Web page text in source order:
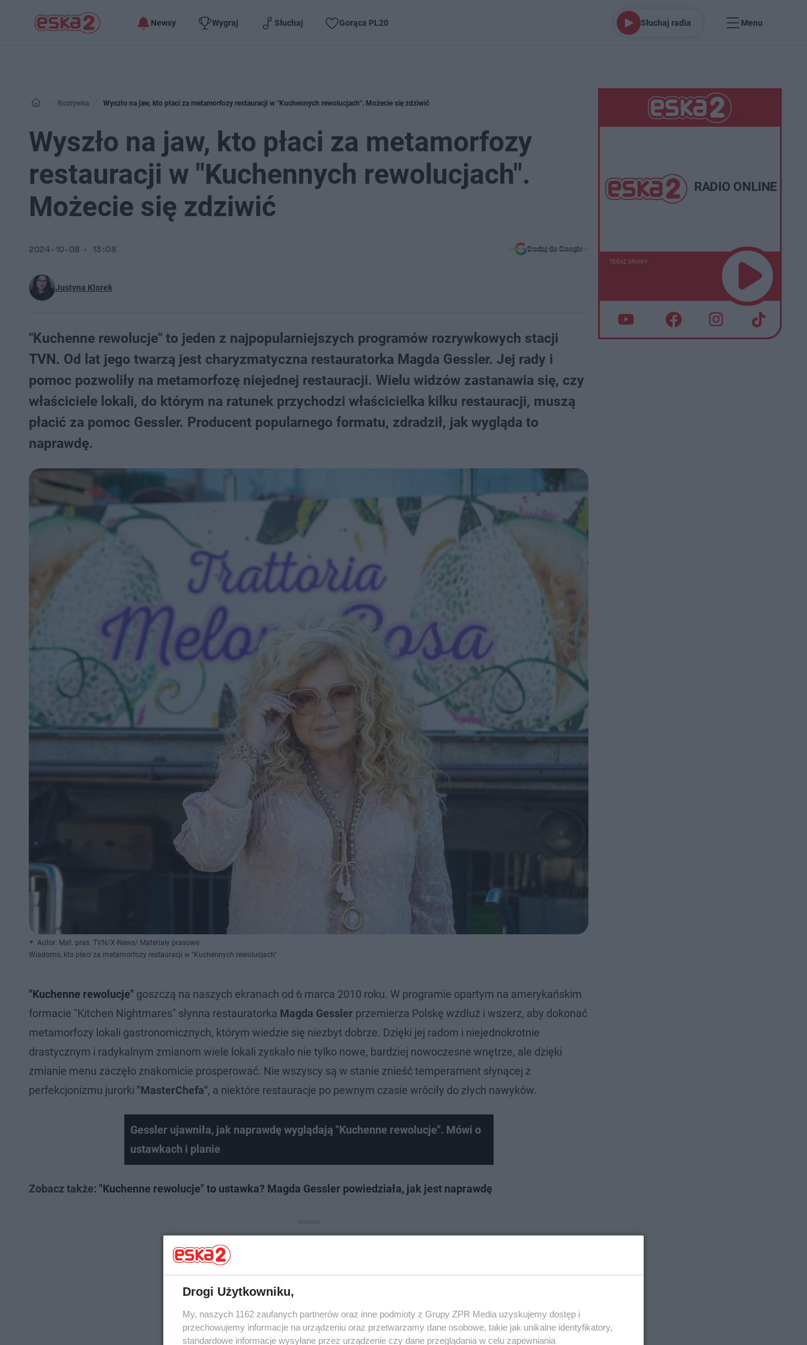
Newsy Wygraj Słuchaj Gorąca PL20 Słuchaj radia Menu
Rozrywka Wyszło na jaw, kto płaci za metamorfozy restauracji w "Kuchennych rewolucjach". Możecie się zdziwić
Wyszło na jaw, kto płaci za metamorfozy
restauracji w "Kuchennych rewolucjach".
Możecie się zdziwić
Justyna Klorek
2024-10-08 13:08 Dodaj do Google
"Kuchenne rewolucje" to jeden z najpopularniejszych programów rozrywkowych stacji
TVN. Od lat jego twarzą jest charyzmatyczna restauratorka Magda Gessler. Jej rady i
pomoc pozwoliły na metamorfozę niejednej restauracji. Wielu widzów zastanawia się, czy
właściciele lokali, do którym na ratunek przychodzi właścicielka kilku restauracji, muszą
płacić za pomoc Gessler. Producent popularnego formatu, zdradził, jak wygląda to
naprawdę.
Autor: Mat. pras. TVN/X-News/ Materiały prasowe
Wiadomo, kto płaci za metamorfozy restauracji w "Kuchennych rewolucjach"
"Kuchenne rewolucje" goszczą na naszych ekranach od 6 marca 2010 roku. W programie opartym na amerykańskim
formacie "Kitchen Nightmares" słynna restauratorka Magda Gessler przemierza Polskę wzdłuż i wszerz, aby dokonać
metamorfozy lokali gastronomicznych, którym wiedzie się niezbyt dobrze. Dzięki jej radom i niejednokrotnie
drastycznym i radykalnym zmianom wiele lokali zyskało nie tylko nowe, bardziej nowoczesne wnętrze, ale dzięki
zmianie menu zaczęło znakomicie prosperować. Nie wszyscy są w stanie znieść temperament słynącej z
perfekcjonizmu jurorki "MasterChefa", a niektóre restauracje po pewnym czasie wróciły do złych nawyków.
Gessler ujawniła, jak naprawdę wyglądają "Kuchenne rewolucje". Mówi o
ustawkach i planie
Zobacz także: "Kuchenne rewolucje" to ustawka? Magda Gessler powiedziała, jak jest naprawdę
RADIO ONLINE
TERAZ GRAMY
Drogi Użytkowniku,
My, naszych 1162 zaufanych partnerów oraz inne podmioty z Grupy ZPR Media uzyskujemy dostęp i
przechowujemy informacje na urządzeniu oraz przetwarzamy dane osobowe, takie jak unikalne identyfikatory,
standardowe informacje wysyłane przez urządzenie czy dane przeglądania w celu zapewniania